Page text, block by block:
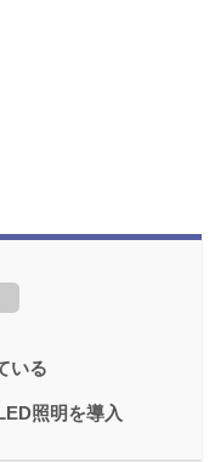
いる
照明を導入